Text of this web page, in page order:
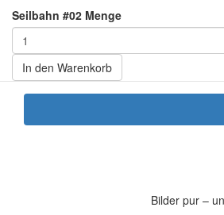
Seilbahn #02 Menge
In den Warenkorb
Bilder pur –